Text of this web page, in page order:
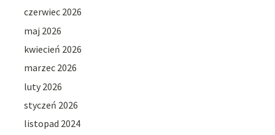
czerwiec 2026
maj 2026
kwiecień 2026
marzec 2026
luty 2026
styczeń 2026
listopad 2024